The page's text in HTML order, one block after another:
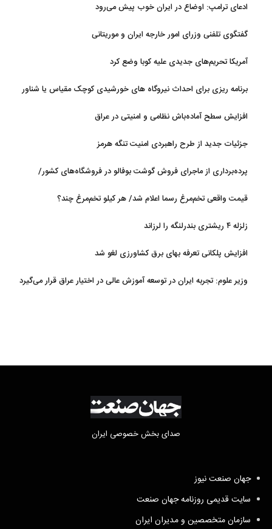
ادعای ترامپ: اوضاع در ایران خوب پیش می‌رود
گفتگوی تلفنی وزرای امور خارجه ایران و موریتانی
آمریکا تحریم‌های جدیدی علیه کوبا وضع کرد
برنامه ریزی برای احداث نیروگاه های خورشیدی کوچک مقیاس یا شناور
روی آب در مازندران
افزایش سطح آماده‌باش نظامی و امنیتی در عراق
جزئیات جدید از طرح راهبردی امنیت تنگه هرمز
پرده‌برداری از ماجرای فروش گوشت بوفالو در فروشگاه‌های کشور/
گوشت بوفالو از کجا وارد می‌شود؟/ هر کیلو بوفالو با چه قیمتی به فروش
قیمت واقعی تخم‌مرغ رسما اعلام شد/ هر کیلو تخم‌مرغ چند؟
زلزله ۴ ریشتری بندرلنگه را لرزاند
افزایش پلکانی تعرفه بهای برق کشاورزی لغو شد
وزیر علوم: تجربه ایران در توسعه آموزش عالی در اختیار عراق قرار می‌گیرد
صدای بخش خصوصی ایران
جهان صنعت نیوز
سایت قدیمی روزنامه جهان صنعت
سازمان متخصصین و مدیران ایران